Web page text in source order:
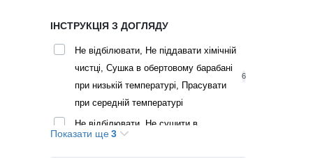
ІНСТРУКЦІЯ З ДОГЛЯДУ
Не відбілювати, Не піддавати хімічній
чистці, Сушка в обертовому барабані
при низькій температурі, Прасувати
при середній температурі
6
Не відбілювати, Не сушити в
сушильному барабані, Не прасувати,
Показати ще3